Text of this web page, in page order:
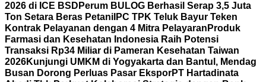
2026 di ICE BSD Perum BULOG Berhasil Serap 3,5 Juta
Ton Setara Beras Petani IPC TPK Teluk Bayur Teken
Kontrak Pelayanan dengan 4 Mitra Pelayaran Produk
Farmasi dan Kesehatan Indonesia Raih Potensi
Transaksi Rp34 Miliar di Pameran Kesehatan Taiwan
2026Kunjungi UMKM di Yogyakarta dan Bantul, Mendag
Busan Dorong Perluas Pasar EksporPT Hartadinata